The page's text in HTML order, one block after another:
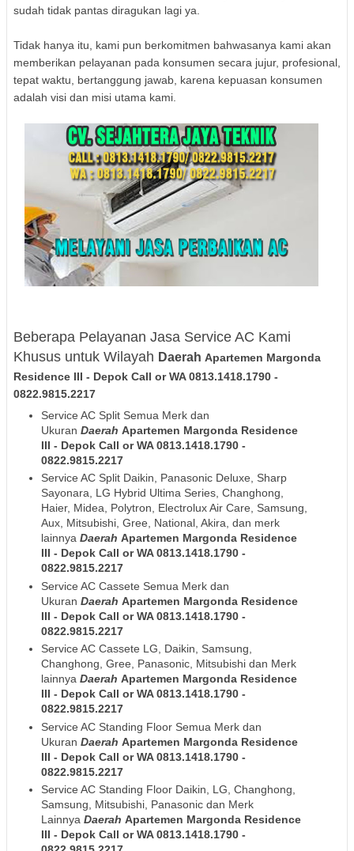
sudah tidak pantas diragukan lagi ya.
Tidak hanya itu, kami pun berkomitmen bahwasanya kami akan
memberikan pelayanan pada konsumen secara jujur, profesional,
tepat waktu, bertanggung jawab, karena kepuasan konsumen
adalah visi dan misi utama kami.
Beberapa Pelayanan Jasa Service AC Kami
Khusus untuk Wilayah Daerah Apartemen Margonda
Residence III - Depok Call or WA 0813.1418.1790 -
0822.9815.2217
Service AC Split Semua Merk dan
Ukuran Daerah Apartemen Margonda Residence
III - Depok Call or WA 0813.1418.1790 -
0822.9815.2217
Service AC Split Daikin, Panasonic Deluxe, Sharp
Sayonara, LG Hybrid Ultima Series, Changhong,
Haier, Midea, Polytron, Electrolux Air Care, Samsung,
Aux, Mitsubishi, Gree, National, Akira, dan merk
lainnya Daerah Apartemen Margonda Residence
III - Depok Call or WA 0813.1418.1790 -
0822.9815.2217
Service AC Cassete Semua Merk dan
Ukuran Daerah Apartemen Margonda Residence
III - Depok Call or WA 0813.1418.1790 -
0822.9815.2217
Service AC Cassete LG, Daikin, Samsung,
Changhong, Gree, Panasonic, Mitsubishi dan Merk
lainnya Daerah Apartemen Margonda Residence
III - Depok Call or WA 0813.1418.1790 -
0822.9815.2217
Service AC Standing Floor Semua Merk dan
Ukuran Daerah Apartemen Margonda Residence
III - Depok Call or WA 0813.1418.1790 -
0822.9815.2217
Service AC Standing Floor Daikin, LG, Changhong,
Samsung, Mitsubishi, Panasonic dan Merk
Lainnya Daerah Apartemen Margonda Residence
III - Depok Call or WA 0813.1418.1790 -